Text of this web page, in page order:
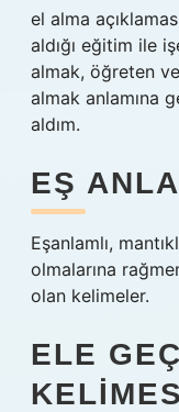
el alma
aldığı eğitim ile
almak, öğreten
almak anlamına
aldım.
EŞ
Eşanlamlı,
olmalarına
olan kelimeler.
ELE